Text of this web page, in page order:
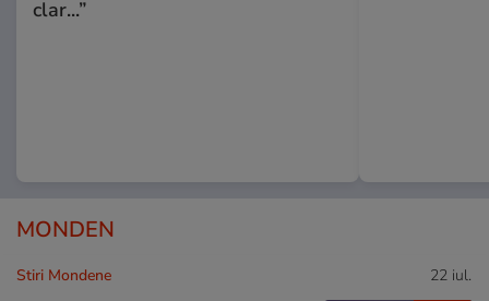
clar...”
MONDEN
Stiri Mondene 22 iul.